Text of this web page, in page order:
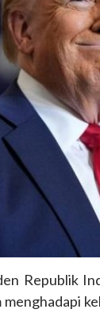
Republik